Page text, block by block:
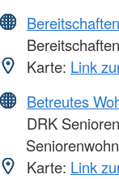
Karte: Link
Betreutes
DRK
Karte: Link